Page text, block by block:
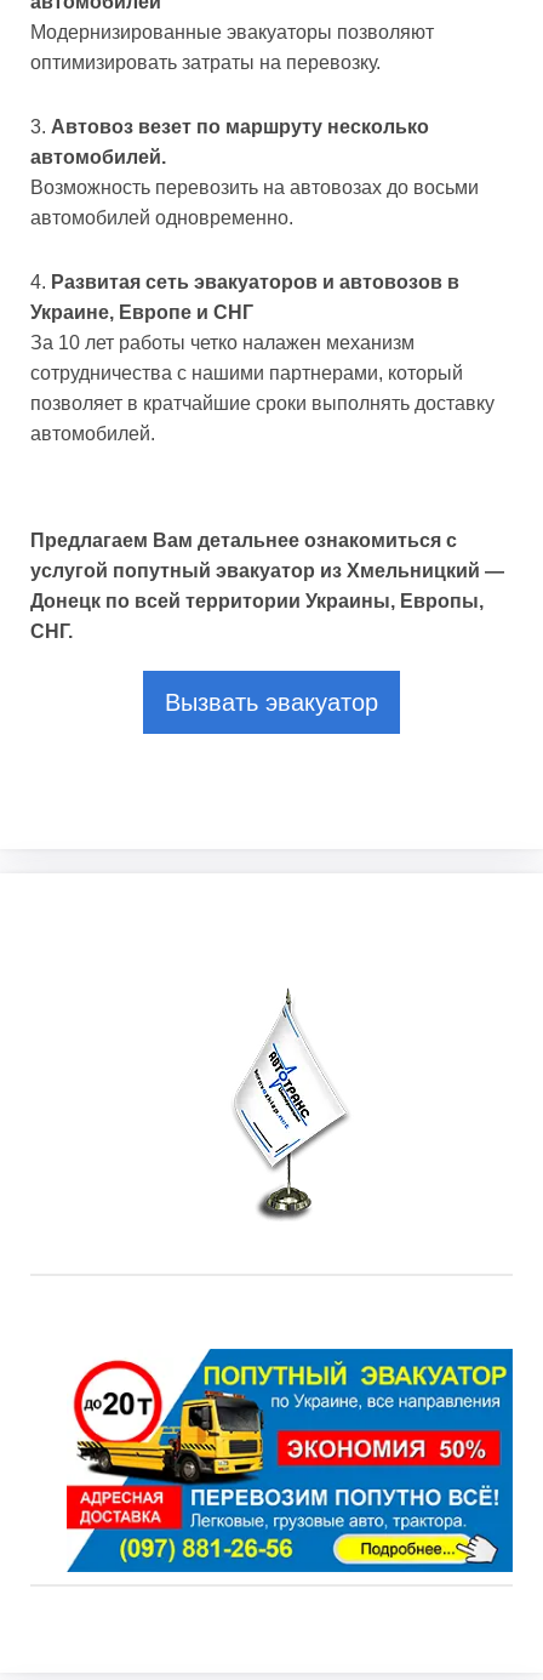
Модернизированные эвакуаторы позволяют
оптимизировать затраты на перевозку.
Автовоз везет по маршруту несколько
автомобилей.
Возможность перевозить на автовозах до восьми
автомобилей одновременно.
Развитая сеть эвакуаторов и автовозов в
Украине, Европе и СНГ
За 10 лет работы четко налажен механизм
сотрудничества с нашими партнерами, который
позволяет в кратчайшие сроки выполнять доставку
автомобилей.
Предлагаем Вам детальнее ознакомиться с
услугой попутный эвакуатор из Хмельницкий —
Донецк по всей территории Украины, Европы,
СНГ.
Вызвать эвакуатор